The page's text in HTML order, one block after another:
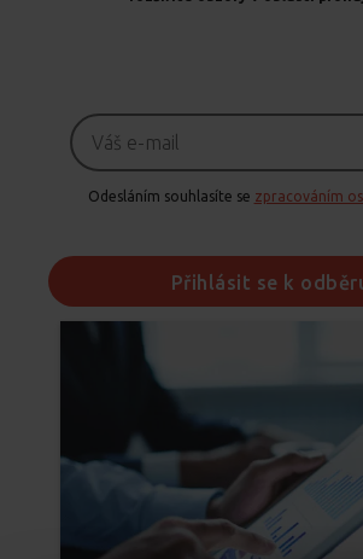
Odesláním souhlasíte se zpracováním
Přihlásit se k